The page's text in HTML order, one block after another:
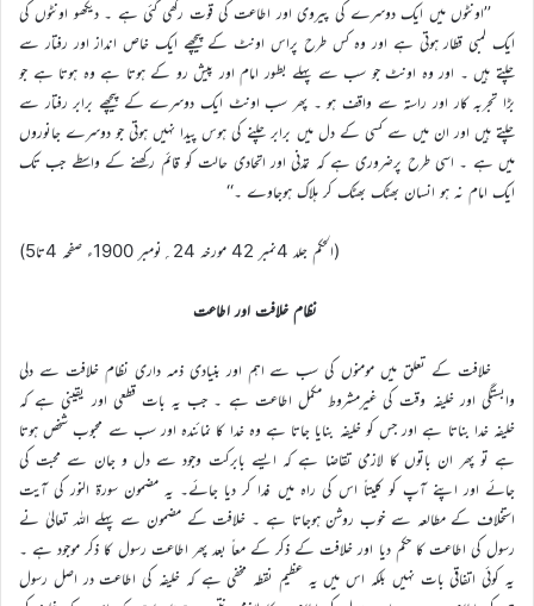
’’اونٹوں میں ایک دوسرے کی پیروی اور اطاعت کی قوت رکھی گئی ہے ۔ دیکھو اونٹوں کی
ایک لمبی قطار ہوتی ہے اور وہ کس طرح پراس اونٹ کے پیچھے ایک خاص انداز اور رفتار سے
چلتے ہیں ۔ اور وہ اونٹ جو سب سے پہلے بطور امام اور پیش رو کے ہوتا ہے وہ ہوتا ہے جو
بڑا تجربہ کار اور راستہ سے واقف ہو ۔ پھر سب اونٹ ایک دوسرے کے پیچھے برابر رفتار سے
چلتے ہیں اور ان میں سے کسی کے دل میں برابر چلنے کی ہوس پیدا نہیں ہوتی جو دوسرے جانوروں
میں ہے ۔ اسی طرح پرضروری ہے کہ تمدنی اور اتحادی حالت کو قائم رکھنے کے واسطے جب تک
ایک امام نہ ہو انسان بھٹک بھٹک کر ہلاک ہوجاوے ۔‘‘
(الحکم جلد 4نمبر 42 مورخہ 24؍نومبر 1900ء صفحہ 4تا5)
نظام خلافت اور اطاعت
خلافت کے تعلق میں مومنوں کی سب سے اہم اور بنیادی ذمہ داری نظام خلافت سے دلی
وابستگی اور خلیفہ وقت کی غیرمشروط مکمل اطاعت ہے ۔ جب یہ بات قطعی اور یقینی ہے کہ
خلیفہ خدا بناتا ہے اور جس کو خلیفہ بنایا جاتا ہے وہ خدا کا نمائندہ اور سب سے محبوب شخص ہوتا
ہے تو پھر ان باتوں کا لازمی تقاضا ہے کہ ایسے بابرکت وجود سے دل و جان سے محبت کی
جائے اور اپنے آپ کو کلیتاً اس کی راہ میں فدا کر دیا جائے۔ یہ مضمون سورة النور کی آیت
استخلاف کے مطالعہ سے خوب روشن ہوجاتا ہے ۔ خلافت کے مضمون سے پہلے اللہ تعالیٰ نے
رسول کی اطاعت کا حکم دیا اور خلافت کے ذکر کے معاً بعد پھر اطاعت رسول کا ذکر موجود ہے ۔
یہ کوئی اتفاقی بات نہیں بلکہ اس میں یہ عظیم نقطہ مخفی ہے کہ خلیفہ کی اطاعت در اصل رسول